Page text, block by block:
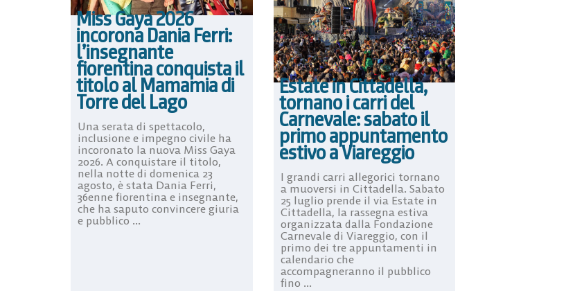
Miss Gaya 2026
incorona Dania Ferri:
l’insegnante
fiorentina conquista il
titolo al Mamamia di
Torre del Lago
Una serata di spettacolo,
inclusione e impegno civile ha
incoronato la nuova Miss Gaya
2026. A conquistare il titolo,
nella notte di domenica 23
agosto, è stata Dania Ferri,
36enne fiorentina e insegnante,
che ha saputo convincere giuria
e pubblico ...
Estate in Cittadella,
tornano i carri del
Carnevale: sabato il
primo appuntamento
estivo a Viareggio
I grandi carri allegorici tornano
a muoversi in Cittadella. Sabato
25 luglio prende il via Estate in
Cittadella, la rassegna estiva
organizzata dalla Fondazione
Carnevale di Viareggio, con il
primo dei tre appuntamenti in
calendario che
accompagneranno il pubblico
fino ...